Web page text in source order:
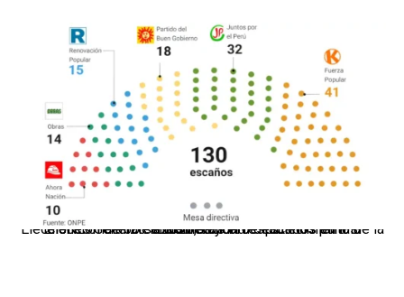
El JNE oficializó la distribución de escaños para la elección de 60 senadores y 130 diputados en las Elecciones Generales 2026, tras el restablecimiento de la Bicameralidad.